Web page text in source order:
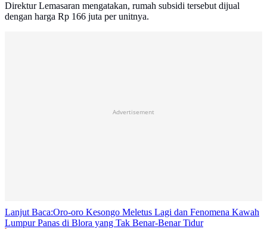
Direktur Lemasaran mengatakan, rumah subsidi tersebut dijual
dengan harga Rp 166 juta per unitnya.
Advertisement
Lanjut Baca:Oro-oro Kesongo Meletus Lagi dan Fenomena Kawah
Lumpur Panas di Blora yang Tak Benar-Benar Tidur